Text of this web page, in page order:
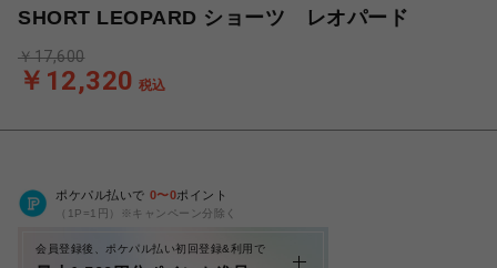
SHORT LEOPARD ショーツ レオパード
￥12,320 税込
￥17,600
ポケパル払いで 0〜0ポイント
（1P=1円）※キャンペーン分除く
会員登録後、ポケパル払い初回登録&利用で